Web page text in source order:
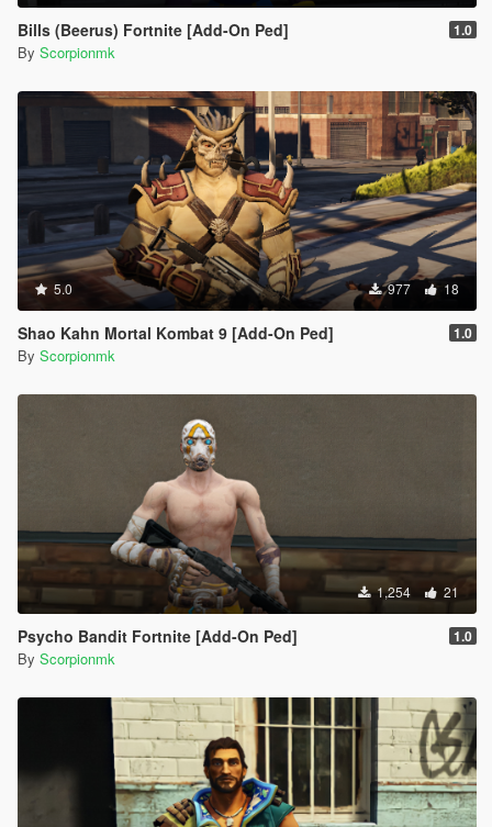
Bills (Beerus) Fortnite [Add-On Ped] 1.0
By Scorpionmk
5.0 977 18
Shao Kahn Mortal Kombat 9 [Add-On Ped] 1.0
By Scorpionmk
1,254 21
Psycho Bandit Fortnite [Add-On Ped] 1.0
By Scorpionmk